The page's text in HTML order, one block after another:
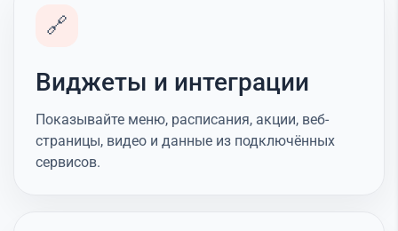
🔗
Виджеты и интеграции
Показывайте меню, расписания, акции, веб-
страницы, видео и данные из подключённых
сервисов.